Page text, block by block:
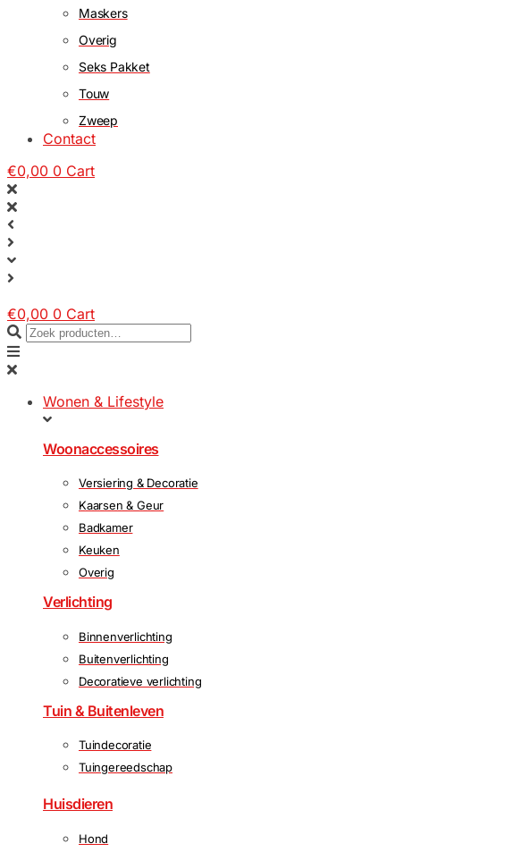
Maskers
Overig
Seks Pakket
Touw
Zweep
Contact
€0,00 0 Cart
€0,00 0 Cart
Wonen & Lifestyle
Woonaccessoires
Versiering & Decoratie
Kaarsen & Geur
Badkamer
Keuken
Overig
Verlichting
Binnenverlichting
Buitenverlichting
Decoratieve verlichting
Tuin & Buitenleven
Tuindecoratie
Tuingereedschap
Huisdieren
Hond